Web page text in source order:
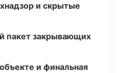
и скрытые
пакет закрывающих
и финальная